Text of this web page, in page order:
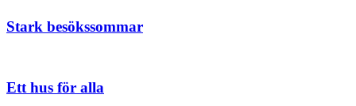
Stark besökssommar
Ett hus för alla